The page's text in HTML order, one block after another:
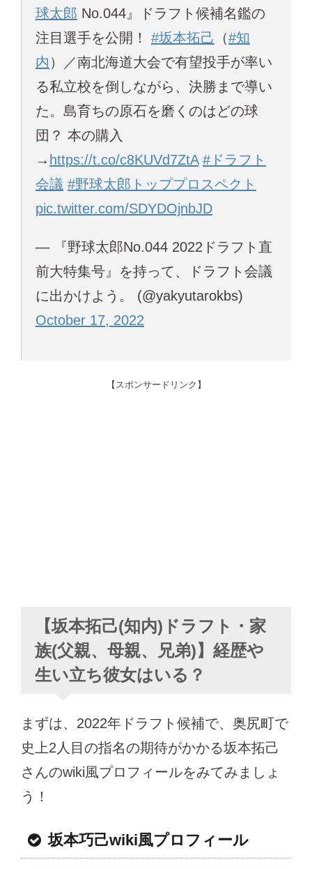
球太郎 No.044』ドラフト候補名鑑の
注目選手を公開！ #坂本拓己 （#知
内 ）／南北海道大会で有望投手が率い
る私立校を倒しながら、決勝まで導い
た。島育ちの原石を磨くのはどの球
団？ 本の購入
→ https://t.co/c8KUVd7ZtA #ドラフト
会議 #野球太郎トッププロスペクト
pic.twitter.com/SDYDOjnbJD
— 『野球太郎No.044 2022ドラフト直
前大特集号』を持って、ドラフト会議
に出かけよう。 (@yakyutarokbs)
October 17, 2022
【スポンサードリンク】
【坂本拓己(知内)ドラフト・家
族(父親、母親、兄弟)】経歴や
生い立ち彼女はいる？
まずは、2022年ドラフト候補で、奥尻町で
史上2人目の指名の期待がかかる坂本拓己
さんのwiki風プロフィールをみてみましょ
う！
坂本巧己wiki風プロフィール